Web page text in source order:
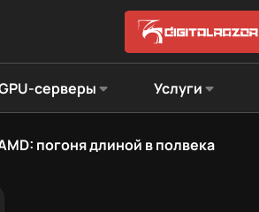
серверы Услуги
погоня длиной в полвека